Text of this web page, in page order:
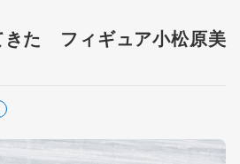
きた フィギュア小松原美